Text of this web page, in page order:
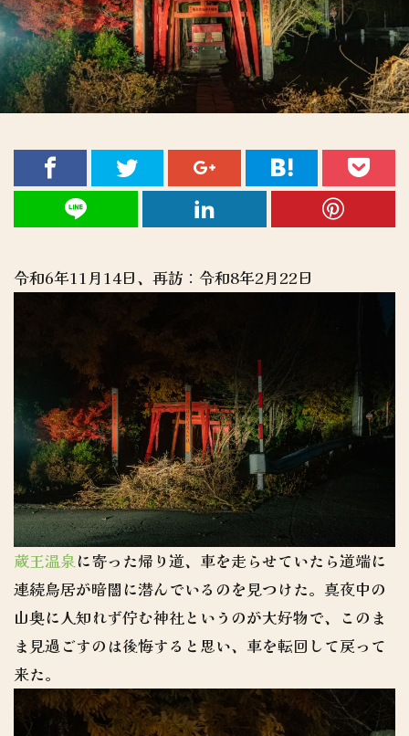
令和6年11月14日、再訪：令和8年2月22日
蔵王温泉に寄った帰り道、車を走らせていたら道端に
連続鳥居が暗闇に潜んでいるのを見つけた。真夜中の
山奥に人知れず佇む神社というのが大好物で、このま
ま見過ごすのは後悔すると思い、車を転回して戻って
来た。